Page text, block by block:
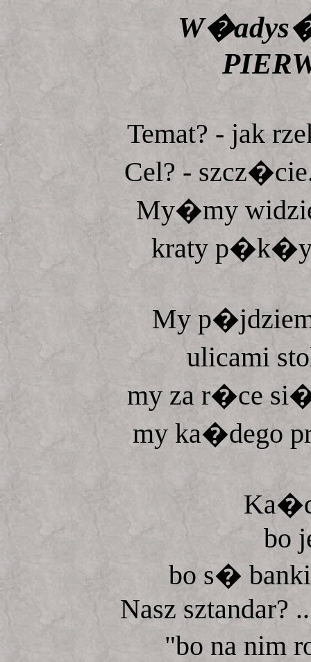
Temat? - jak
Cel? -
My�my
kraty p�k�y
My
ulicami
my za r�ce
my ka�dego
bo
bo s�
Nasz sztandar?
"bo na nim